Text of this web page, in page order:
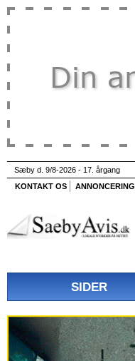
Sæby d. 9/8-2026 - 17. årgang
KONTAKT OS
ANNONCERING
SIDER